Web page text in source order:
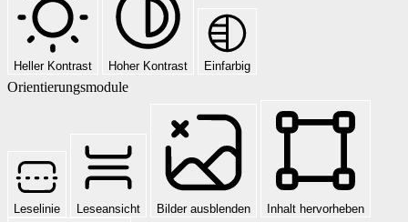
Heller Kontrast Hoher Kontrast Einfarbig
Orientierungsmodule
Leselinie Leseansicht Bilder ausblenden Inhalt hervorheben